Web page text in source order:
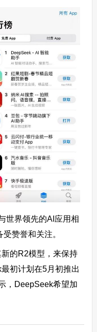
世界领先的AI应用相
赞誉和关注。
的R2模型，来保持
初计划在5月初推出
，DeepSeek希望加